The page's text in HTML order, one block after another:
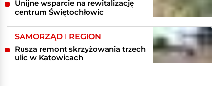
Unijne wsparcie na rewitalizację
centrum Świętochłowic
SAMORZĄD I REGION
Rusza remont skrzyżowania trzech
ulic w Katowicach